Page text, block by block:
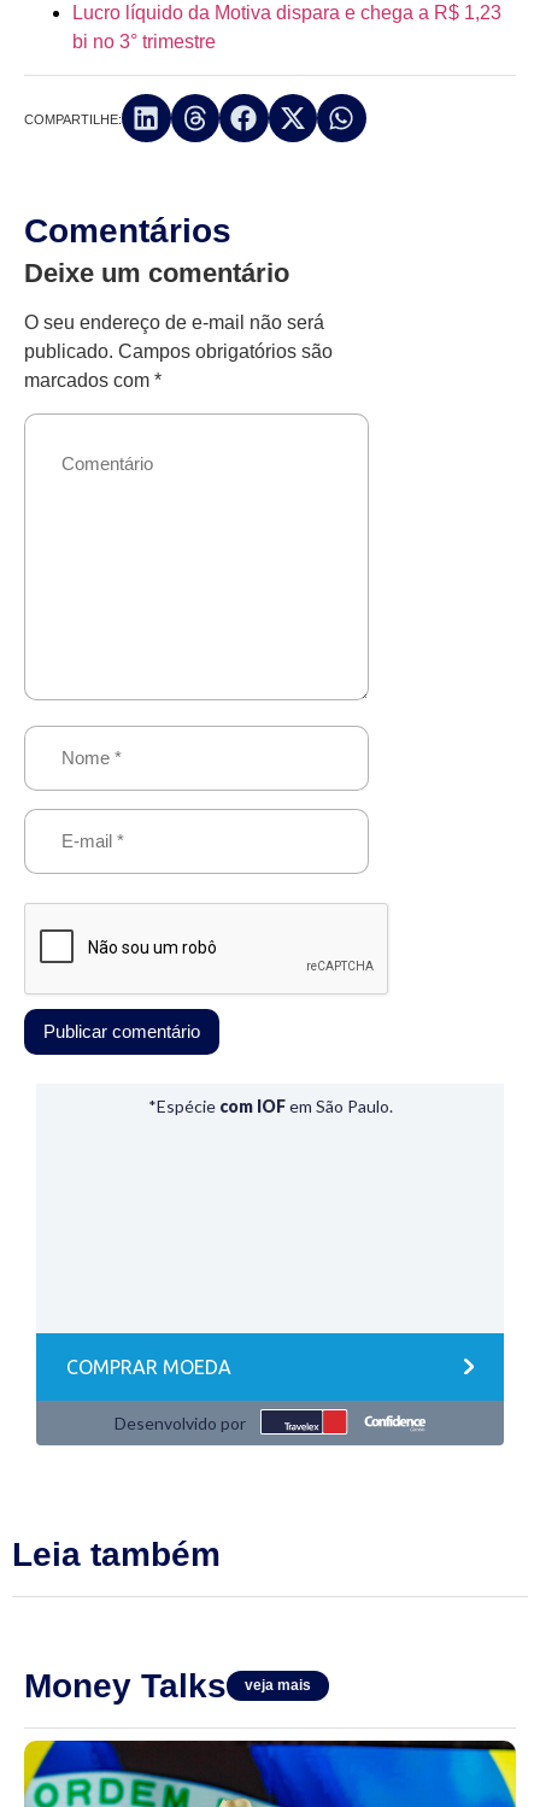
Lucro líquido da Motiva dispara e chega a R$ 1,23
bi no 3° trimestre
COMPARTILHE:
Comentários
Deixe um comentário
O seu endereço de e-mail não será
publicado. Campos obrigatórios são
marcados com *
Leia também
Money Talks veja mais